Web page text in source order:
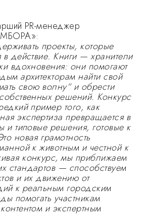
PR-менеджер
проекты, которые
в действие. Книги — хранители
вдохновения: они помогают
архитекторам найти свой
свою волну“ и обрести
решений. Конкурс
пример того, как
экспертиза превращается в
и типовые решения, готовые к
новая грамотность
к животным и честной к
конкурс, мы приближаем
стандартов — способствуем
и их движению от
к реальным городским
помогать участникам
и экспертным